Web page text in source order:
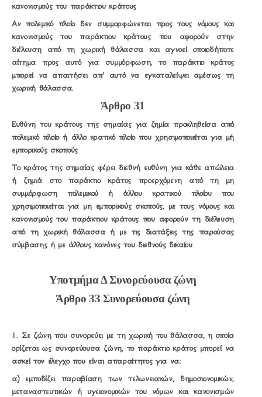
κανονισμούς του παράκτιου κράτους
Αν πολεμικό πλοίο δεν συμμορφώνεται προς τους νόμους και
κανονισμούς του παράκτιου κράτους που αφορούν στην
διέλευση από τη χωρική θάλασσα και αγνοεί οποιοδήποτε
αίτημα προς αυτό για συμμόρφωση, το παράκτιο κράτος
μπορεί να απαιτήσει απ' αυτό να εγκαταλείψει αμέσως τη
χωρική θάλασσα.
Άρθρο 31
Ευθύνη του κράτους της σημαίας για ζημία προκληθείσα από
πολεμικό πλοίο ή άλλο κρατικό πλοίο που χρησιμοποιείται για μή
εμπορικούς σκοπούς
Το κράτος της σημαίας φέρει διεθνή ευθύνη για κάθε απώλεια
ή ζημιά στο παράκτιο κράτος προερχόμενη από τη μη
συμμόρφωση πολεμικού ή άλλου κρατικού πλοίου που
χρησιμοποιείται για μη εμπορικούς σκοπούς, με τους νόμους και
κανονισμούς του παράκτιου κράτους που αφορούν τη διέλευση
από τη χωρική θάλασσα ή με τις διατάξεις της παρούσας
σύμβασης ή με άλλους κανόνες του διεθνούς δικαίου.
Υποτμήμα Δ Συνορεύουσα ζώνη
Άρθρο 33 Συνορεύουσα ζώνη
1. Σε ζώνη που συνορεύει με τη χωρική του θάλασσα, η οποία
ορίζεται ως συνορεύουσα ζώνη, το παράκτιο κράτος μπορεί να
ασκεί τον έλεγχο που είναι απαραίτητος για να:
α) εμποδίζει παραβίαση των τελωνειακών, δημοσιονομικών,
μεταναστευτικών ή υγειονομικών του νόμων και κανονισμών